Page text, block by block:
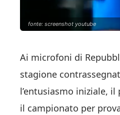
fonte: screenshot youtube
Ai microfoni di
stagione
l’entusiasmo iniziale,
il campionato per